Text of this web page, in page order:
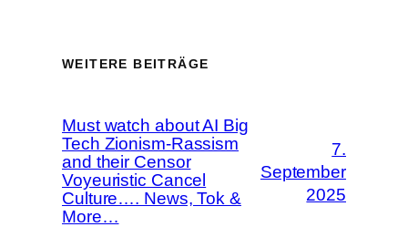
WEITERE BEITRÄGE
Must watch about AI Big
Tech Zionism-Rassism
and their Censor
Voyeuristic Cancel
Culture…. News, Tok &
More…
7.
September
2025